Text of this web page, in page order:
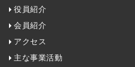
役員紹介
会員紹介
アクセス
主な事業活動